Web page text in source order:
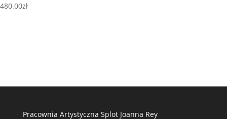
480.00zł
Pracownia Artystyczna Splot Joanna Rey